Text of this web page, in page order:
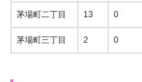
茅場町二丁目 13 0
茅場町三丁目 2 0